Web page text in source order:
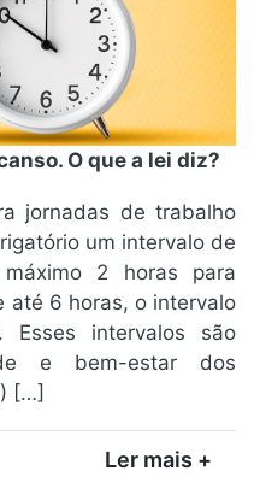
O que a lei diz?
jornadas de trabalho
um intervalo de
2 horas para
até 6 horas, o intervalo
intervalos são
e bem-estar dos
[…]
Ler mais +